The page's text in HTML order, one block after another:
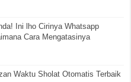
Ini lho Cirinya Whatsapp
Cara Mengatasinya
Waktu Sholat Otomatis Terbaik